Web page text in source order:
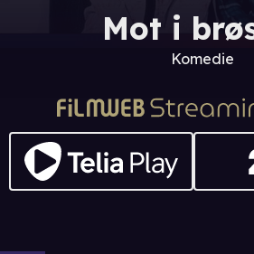
Mot i
Komedie